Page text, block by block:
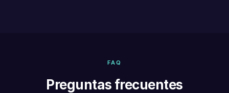
FAQ
Preguntas frecuentes